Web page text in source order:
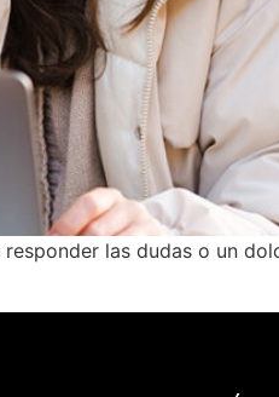
las dudas o un